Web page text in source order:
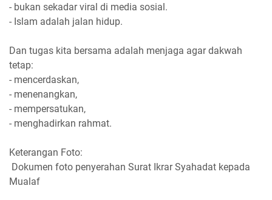
- bukan sekadar viral di media sosial.
- Islam adalah jalan hidup.
Dan tugas kita bersama adalah menjaga agar dakwah
tetap:
- mencerdaskan,
- menenangkan,
- mempersatukan,
- menghadirkan rahmat.
Keterangan Foto:
Dokumen foto penyerahan Surat Ikrar Syahadat kepada
Mualaf